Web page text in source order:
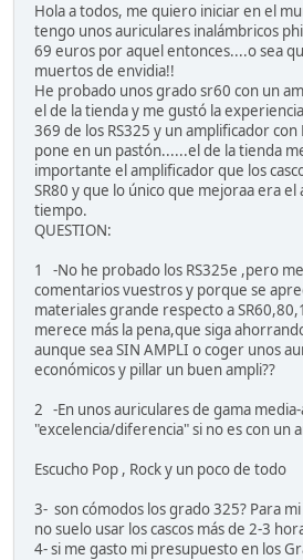
Hola a todos, me quiero iniciar en el
tengo unos auriculares inalámbricos
69 euros por aquel entonces....o sea
muertos de envidia!!
He probado unos grado sr60 con un
el de la tienda y me gustó la
369 de los RS325 y un amplificador con
pone en un pastón......el de la tienda
importante el amplificador que los
SR80 y que lo único que mejoraa era el
tiempo.
QUESTION:
1 -No he probado los RS325e ,pero
comentarios vuestros y porque se
materiales grande respecto a
merece más la pena,que siga
aunque sea SIN AMPLI o coger unos
económicos y pillar un buen ampli??
2 -En unos auriculares de gama
"excelencia/diferencia" si no es con un
Escucho Pop , Rock y un poco de todo
3- son cómodos los grado 325? Para
no suelo usar los cascos más de 2-3
4- si me gasto mi presupuesto en los